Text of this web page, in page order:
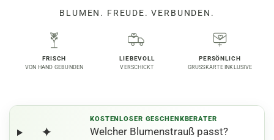
BLUMEN. FREUDE. VERBUNDEN.
FRISCH
VON HAND GEBUNDEN
LIEBEVOLL
VERSCHICKT
PERSÖNLICH
GRUSSKARTE INKLUSIVE
✦
KOSTENLOSER GESCHENKBERATER
Welcher Blumenstrauß passt?